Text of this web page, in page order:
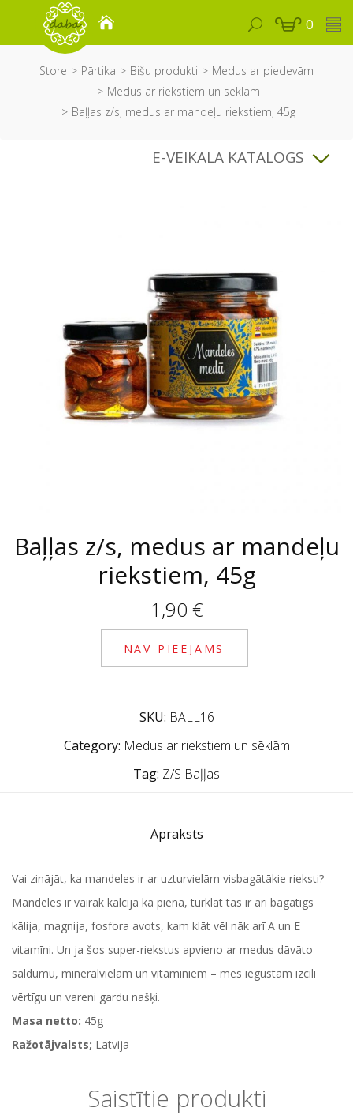
0
Store Pārtika Bišu produkti
Medus ar piedevām
Medus ar riekstiem un sēklām
Baļļas z/s, medus ar mandeļu riekstiem, 45g
E-VEIKALA KATALOGS
Baļļas z/s, medus ar mandeļu
riekstiem, 45g
1,90 €
NAV PIEEJAMS
SKU: BALL16
Category: Medus ar riekstiem un sēklām
Tag: Z/S Baļļas
Apraksts
Vai zinājāt, ka mandeles ir ar uzturvielām visbagātākie rieksti?
Mandelēs ir vairāk kalcija kā pienā, turklāt tās ir arī bagātīgs
kālija, magnija, fosfora avots, kam klāt vēl nāk arī A un E
vitamīni. Un ja šos super-riekstus apvieno ar medus dāvāto
saldumu, minerālvielām un vitamīniem – mēs iegūstam izcili
vērtīgu un vareni gardu našķi.
Masa netto: 45g
Ražotājvalsts; Latvija
Saistītie produkti